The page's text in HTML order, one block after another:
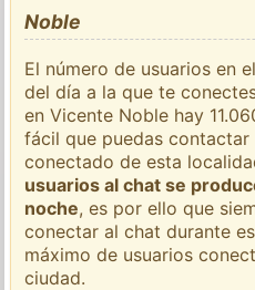
Noble
El número de usuarios en
del día a la que te
en Vicente Noble hay
fácil que puedas contactar
conectado de esta
usuarios al chat se
noche, es por ello que
conectar al chat durante
máximo de usuarios
ciudad.